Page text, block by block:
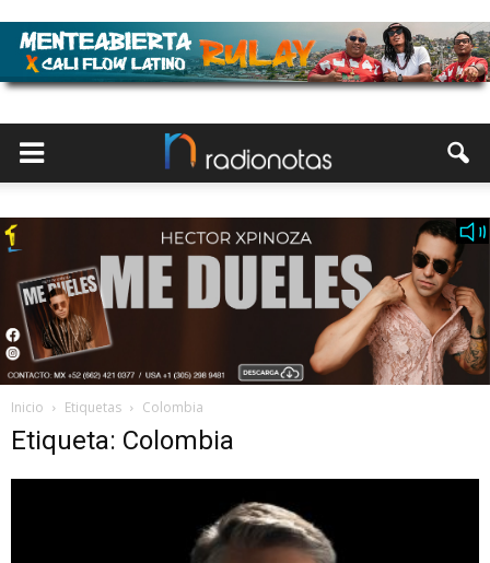
Inicio Etiquetas Colombia
Etiqueta: Colombia